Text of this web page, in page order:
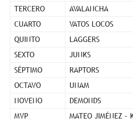
TERCERO
AVALANCHA
CUARTO
VATOS LOCOS
QUINTO
LAGGERS
SEXTO
JUNKS
SÉPTIMO
RAPTORS
OCTAVO
UNAM
NOVENO
DEMONDS
MVP
MATEO JIMÉNEZ –